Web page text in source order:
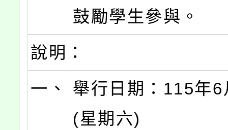
鼓勵學生參與。
說明：
一、
舉行日期：115年
(星期六)